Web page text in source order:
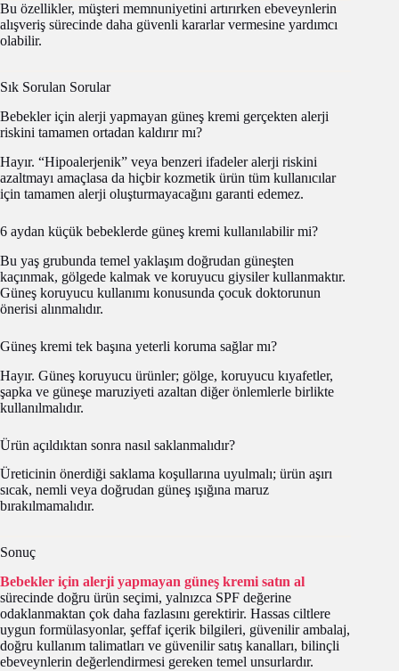
Bu özellikler, müşteri memnuniyetini artırırken ebeveynlerin
alışveriş sürecinde daha güvenli kararlar vermesine yardımcı
olabilir.
Sık Sorulan Sorular
Bebekler için alerji yapmayan güneş kremi gerçekten alerji
riskini tamamen ortadan kaldırır mı?
Hayır. “Hipoalerjenik” veya benzeri ifadeler alerji riskini
azaltmayı amaçlasa da hiçbir kozmetik ürün tüm kullanıcılar
için tamamen alerji oluşturmayacağını garanti edemez.
6 aydan küçük bebeklerde güneş kremi kullanılabilir mi?
Bu yaş grubunda temel yaklaşım doğrudan güneşten
kaçınmak, gölgede kalmak ve koruyucu giysiler kullanmaktır.
Güneş koruyucu kullanımı konusunda çocuk doktorunun
önerisi alınmalıdır.
Güneş kremi tek başına yeterli koruma sağlar mı?
Hayır. Güneş koruyucu ürünler; gölge, koruyucu kıyafetler,
şapka ve güneşe maruziyeti azaltan diğer önlemlerle birlikte
kullanılmalıdır.
Ürün açıldıktan sonra nasıl saklanmalıdır?
Üreticinin önerdiği saklama koşullarına uyulmalı; ürün aşırı
sıcak, nemli veya doğrudan güneş ışığına maruz
bırakılmamalıdır.
Sonuç
Bebekler için alerji yapmayan güneş kremi satın al
sürecinde doğru ürün seçimi, yalnızca SPF değerine
odaklanmaktan çok daha fazlasını gerektirir. Hassas ciltlere
uygun formülasyonlar, şeffaf içerik bilgileri, güvenilir ambalaj,
doğru kullanım talimatları ve güvenilir satış kanalları, bilinçli
ebeveynlerin değerlendirmesi gereken temel unsurlardır.